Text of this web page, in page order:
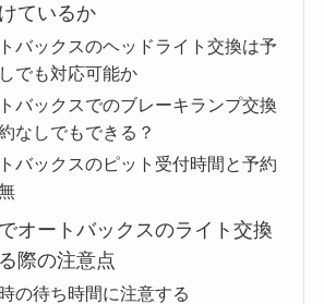
ているか
バックスのヘッドライト交換は予
でも対応可能か
バックスでのブレーキランプ交換
なしでもできる？
バックスのピット受付時間と予約
オートバックスのライト交換
際の注意点
の待ち時間に注意する